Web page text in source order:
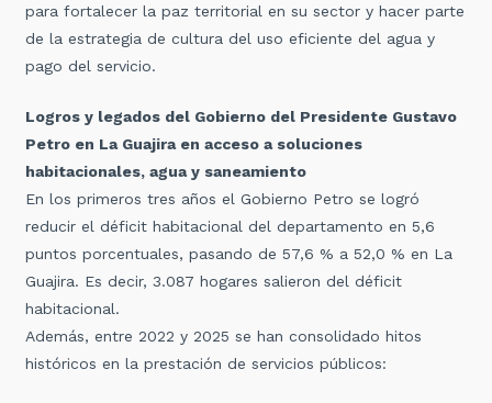
para fortalecer la paz territorial en su sector y hacer parte
de la estrategia de cultura del uso eficiente del agua y
pago del servicio.
Logros y legados del Gobierno del Presidente Gustavo
Petro en La Guajira en acceso a soluciones
habitacionales, agua y saneamiento
En los primeros tres años el Gobierno Petro se logró
reducir el déficit habitacional del departamento en 5,6
puntos porcentuales, pasando de 57,6 % a 52,0 % en La
Guajira. Es decir, 3.087 hogares salieron del déficit
habitacional.
Además, entre 2022 y 2025 se han consolidado hitos
históricos en la prestación de servicios públicos: